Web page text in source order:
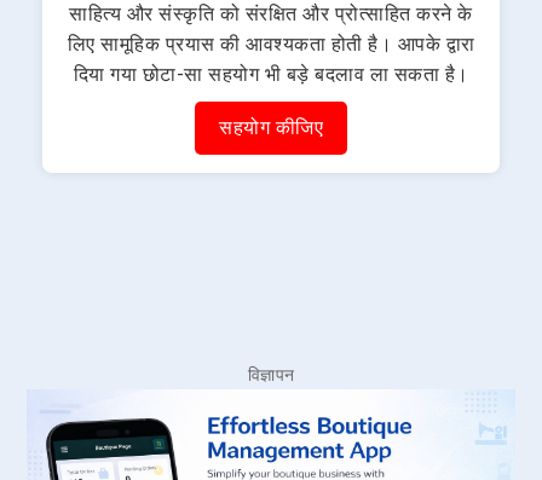
साहित्य और संस्कृति को संरक्षित और प्रोत्साहित करने के
लिए सामूहिक प्रयास की आवश्यकता होती है। आपके द्वारा
दिया गया छोटा-सा सहयोग भी बड़े बदलाव ला सकता है।
सहयोग कीजिए
विज्ञापन